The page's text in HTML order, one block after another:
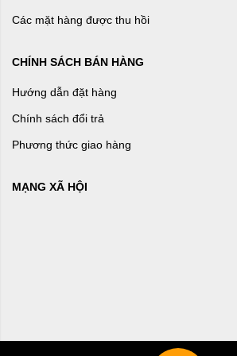
Các mặt hàng được thu hồi
CHÍNH SÁCH BÁN HÀNG
Hướng dẫn đặt hàng
Chính sách đổi trả
Phương thức giao hàng
MẠNG XÃ HỘI